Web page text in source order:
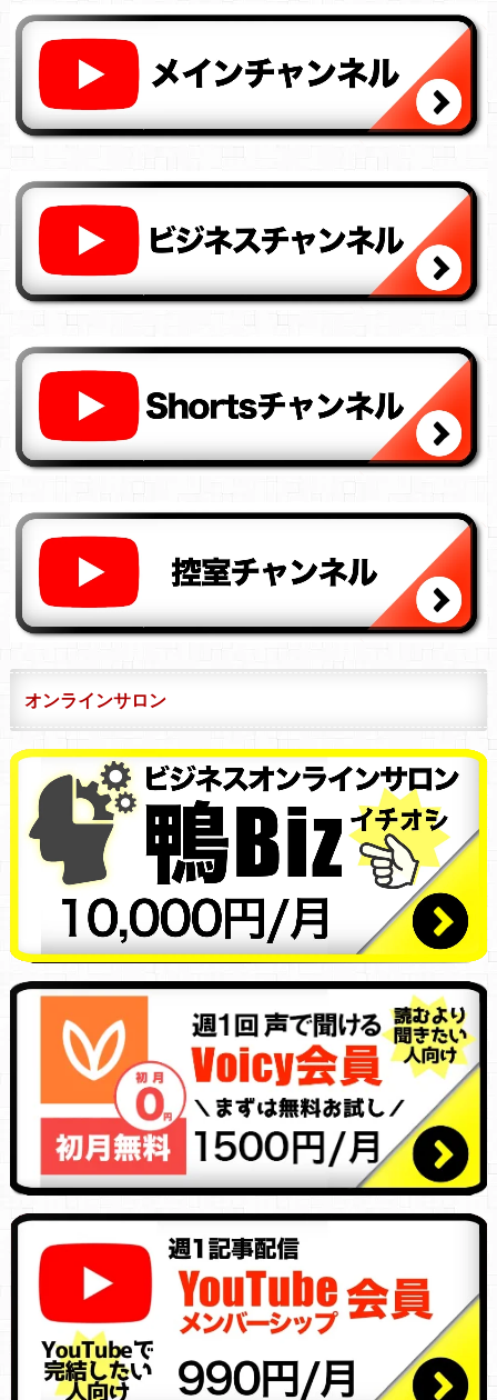
オンラインサロン